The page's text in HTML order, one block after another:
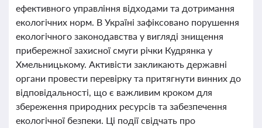
ефективного управління відходами та дотримання
екологічних норм. В Україні зафіксовано порушення
екологічного законодавства у вигляді знищення
прибережної захисної смуги річки Кудрянка у
Хмельницькому. Активісти закликають державні
органи провести перевірку та притягнути винних до
відповідальності, що є важливим кроком для
збереження природних ресурсів та забезпечення
екологічної безпеки. Ці події свідчать про